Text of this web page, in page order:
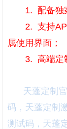
1. 配备独家
2. 支持APP
属使用界面；
3. 高端定制
天蓬定制
码，天蓬定制
测试码，天蓬